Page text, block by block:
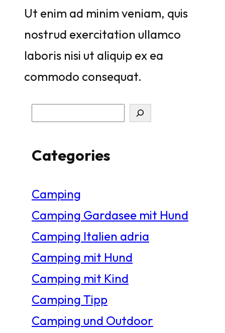
Ut enim ad minim veniam, quis
nostrud exercitation ullamco
laboris nisi ut aliquip ex ea
commodo consequat.
c
e
n
Categories
Camping
Camping Gardasee mit Hund
Camping Italien adria
Camping mit Hund
Camping mit Kind
Camping Tipp
Camping und Outdoor